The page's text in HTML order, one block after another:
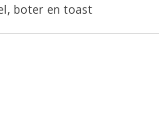
boter en toast